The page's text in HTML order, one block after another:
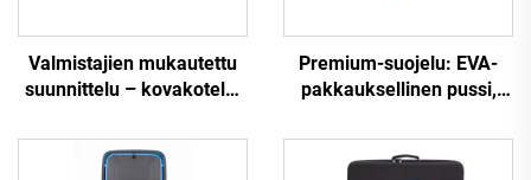
Valmistajien mukautettu
suunnittelu – kovakotelo,
materiaalista
Premium-suojelu: EVA-
pakkauksellinen pussi,
ulkoiluun, matkailuun ja
kauneudenhoitoon